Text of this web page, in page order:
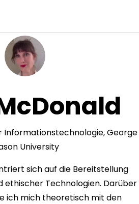
Informationstechnologie, George
University
sich auf die Bereitstellung
ethischer Technologien. Darüber
ich mich theoretisch mit den